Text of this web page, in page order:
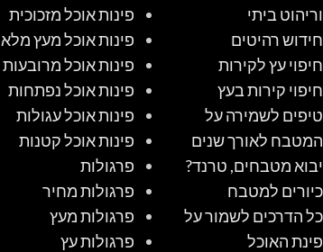
וריהוט ביתי
חידוש רהיטים
חיפוי עץ לקירות
חיפוי קירות בעץ
טיפים לשמירה על
המטבח לאורך שנים
יבוא מטבחים, טרנד?
כיורים למטבח
כל הדרכים לשמור על
פינת האוכל
פינות אוכל מזכוכית
פינות אוכל מעץ מלא
פינות אוכל מרובעות
פינות אוכל נפתחות
פינות אוכל עגולות
פינות אוכל קטנות
פרגולות
פרגולות מחיר
פרגולות מעץ
פרגולות עץ